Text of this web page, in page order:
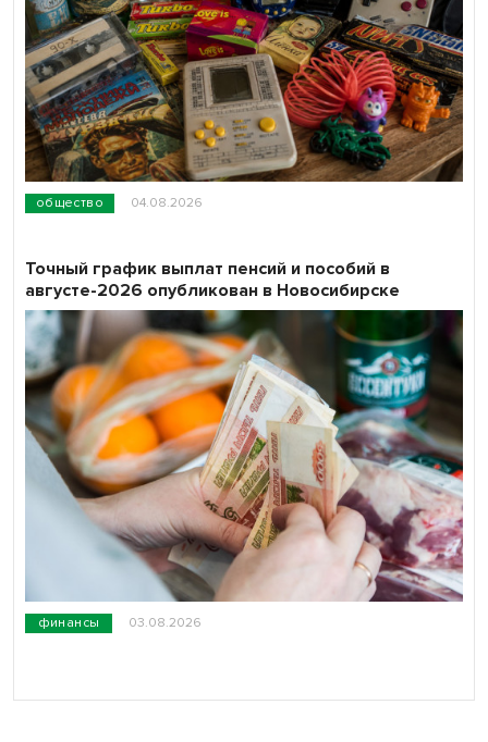
общество 04.08.2026
финансы 03.08.2026
Точный график выплат пенсий и пособий в
августе-2026 опубликован в Новосибирске